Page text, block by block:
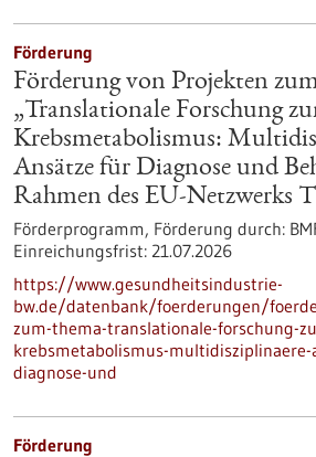
Förderung
Förderung von Projekten
„Translationale Forschung
Krebsmetabolismus:
Ansätze für Diagnose und
Rahmen des EU-Netzwerks
Förderprogramm, Förderung durch:
Einreichungsfrist: 21.07.2026
https://www.gesundheitsindustrie-
bw.de/datenbank/foerderungen/
zum-thema-translationale-forschung-
krebsmetabolismus-multidisziplinaere-
diagnose-und
Förderung